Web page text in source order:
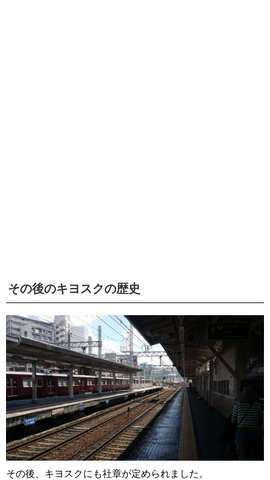
その後のキヨスクの歴史
その後、キヨスクにも社章が定められました。